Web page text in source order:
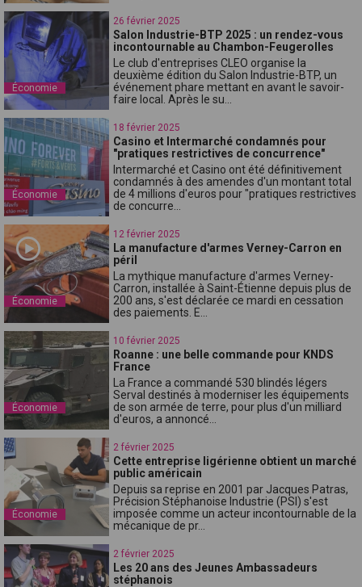
Économie
26 février 2025
Salon Industrie-BTP 2025 : un rendez-vous
incontournable au Chambon-Feugerolles
Le club d'entreprises CLEO organise la
deuxième édition du Salon Industrie-BTP, un
événement phare mettant en avant le savoir-
faire local. Après le su...
Économie
18 février 2025
Casino et Intermarché condamnés pour
"pratiques restrictives de concurrence"
Intermarché et Casino ont été définitivement
condamnés à des amendes d'un montant total
de 4 millions d'euros pour "pratiques restrictives
de concurre...
Économie
12 février 2025
La manufacture d'armes Verney-Carron en
péril
La mythique manufacture d'armes Verney-
Carron, installée à Saint-Étienne depuis plus de
200 ans, s'est déclarée ce mardi en cessation
des paiements. E...
Économie
10 février 2025
Roanne : une belle commande pour KNDS
France
La France a commandé 530 blindés légers
Serval destinés à moderniser les équipements
de son armée de terre, pour plus d'un milliard
d'euros, a annoncé...
Économie
2 février 2025
Cette entreprise ligérienne obtient un marché
public américain
Depuis sa reprise en 2001 par Jacques Patras,
Précision Stéphanoise Industrie (PSI) s'est
imposée comme un acteur incontournable de la
mécanique de pr...
2 février 2025
Les 20 ans des Jeunes Ambassadeurs
stéphanois